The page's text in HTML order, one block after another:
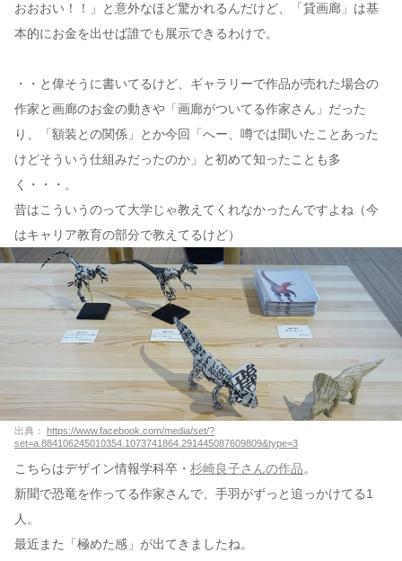
おおおい！！」と意外なほど驚かれるんだけど、「貸画廊」は基
本的にお金を出せば誰でも展示できるわけで。
・・と偉そうに書いてるけど、ギャラリーで作品が売れた場合の
作家と画廊のお金の動きや「画廊がついてる作家さん」だった
り、「額装との関係」とか今回「へー、噂では聞いたことあった
けどそういう仕組みだったのか」と初めて知ったことも多
く・・・。
昔はこういうのって大学じゃ教えてくれなかったんですよね（今
はキャリア教育の部分で教えてるけど）
出典：
https://www.facebook.com/media/set/?
set=a.884106245010354.1073741864.291445087609809&type=3
こちらはデザイン情報学科卒・ 杉崎良子さんの作品。
新聞で恐竜を作ってる作家さんで、手羽がずっと追っかけてる1
人。
最近また「極めた感」が出てきましたね。